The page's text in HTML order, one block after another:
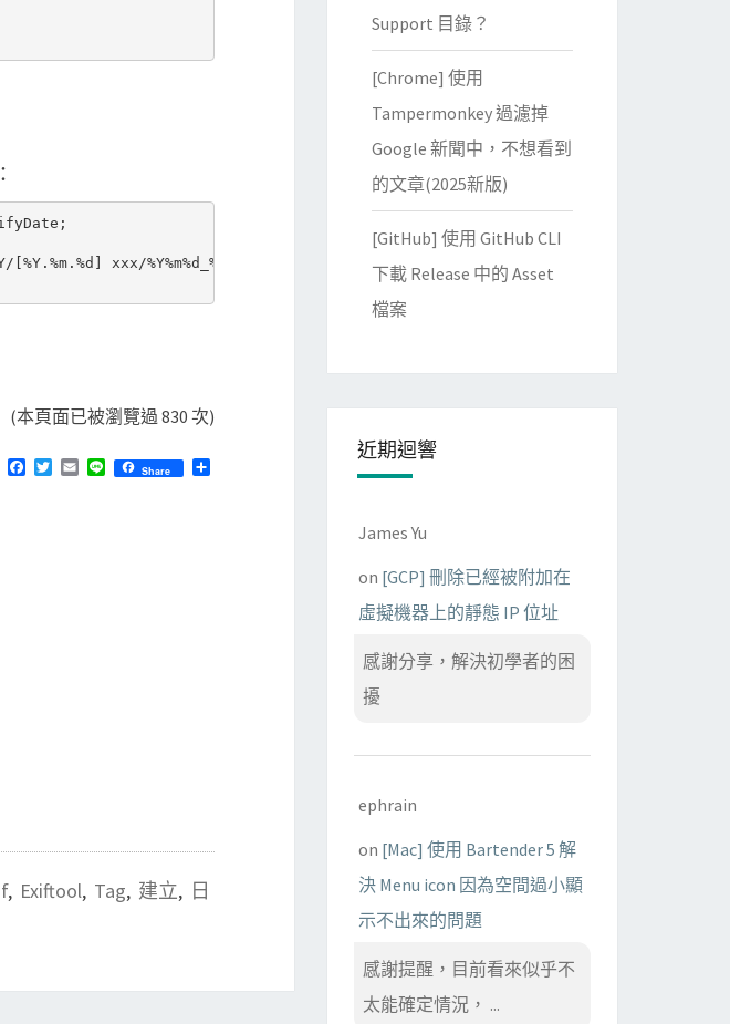
xxx/%Y%m%d_%H%M%S%%-c.%%e" "${SRC_FOLDER}" && break
(本頁面已被瀏覽過 830 次)
F
T
E
L
Share
分
, Exiftool, Tag, 建立, 日
Support 目錄？
[Chrome] 使用
Tampermonkey 過濾掉
Google 新聞中，不想看到
的文章(2025新版)
[GitHub] 使用 GitHub CLI
下載 Release 中的 Asset
檔案
近期迴響
James Yu
on [GCP] 刪除已經被附加在
虛擬機器上的靜態 IP 位址
感謝分享，解決初學者的困
擾
ephrain
on [Mac] 使用 Bartender 5 解
決 Menu icon 因為空間過小顯
示不出來的問題
感謝提醒，目前看來似乎不
太能確定情況， ...